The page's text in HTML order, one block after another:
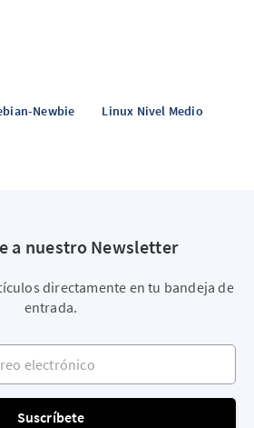
Newbie
Linux Nivel Medio
a nuestro Newsletter
directamente en tu bandeja de
entrada.
Suscríbete